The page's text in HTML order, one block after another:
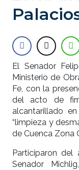
El Senador
Ministerio de
Fe, con la
del acto de
alcantarillado
“limpieza y
de Cuenca Zona
Participaron
Senador